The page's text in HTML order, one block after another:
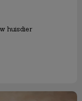
huisdier